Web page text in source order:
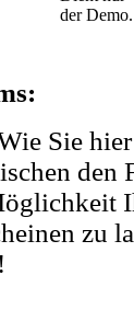
Sie
den
zu